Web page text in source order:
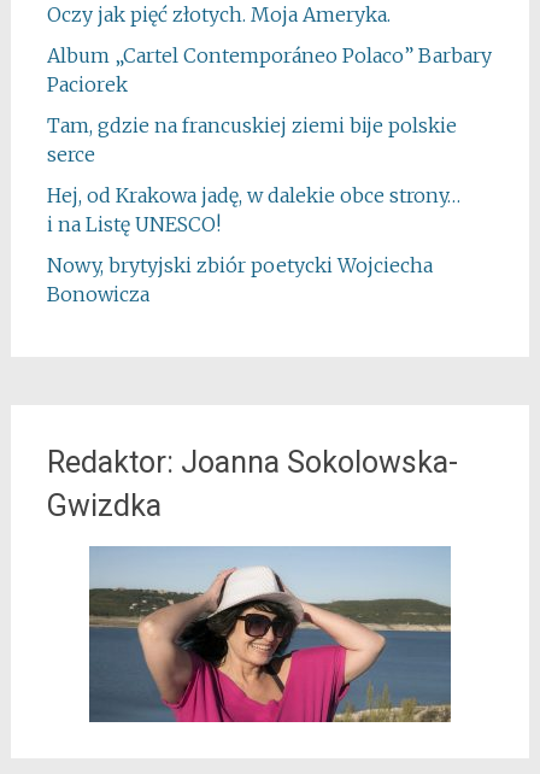
Oczy jak pięć złotych. Moja Ameryka.
Album „Cartel Contemporáneo Polaco” Barbary
Paciorek
Tam, gdzie na francuskiej ziemi bije polskie
serce
Hej, od Krakowa jadę, w dalekie obce strony…
i na Listę UNESCO!
Nowy, brytyjski zbiór poetycki Wojciecha
Bonowicza
Redaktor: Joanna Sokolowska-
Gwizdka